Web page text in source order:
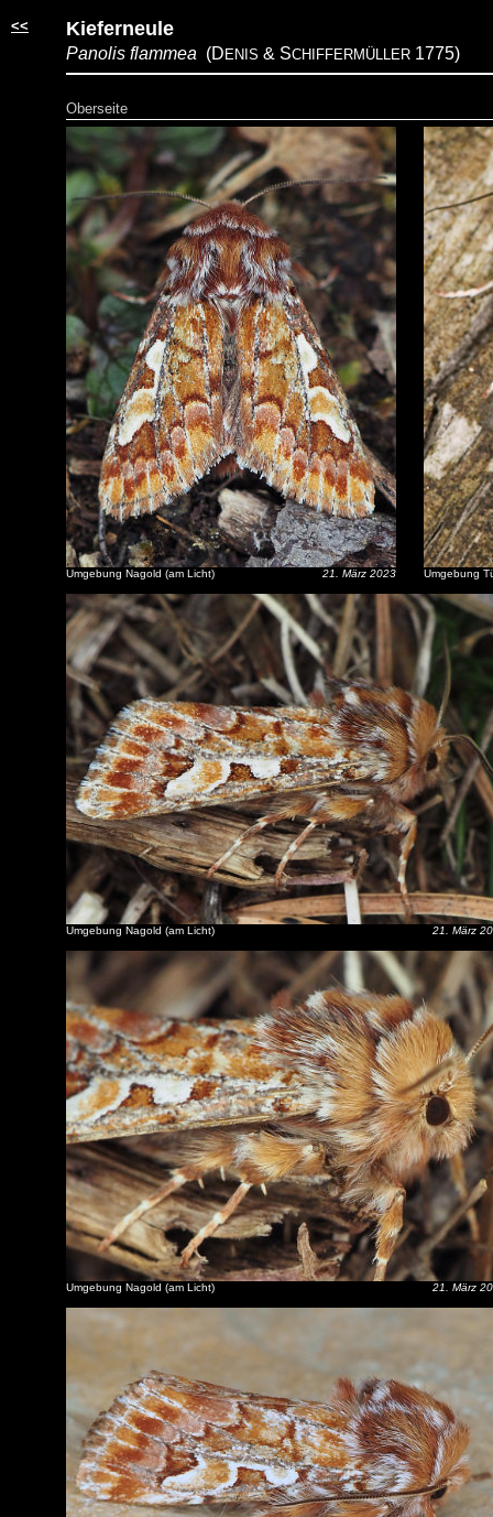
<< Kieferneule
Panolis flammea (D ENIS & SCHIFFERMÜLLER 1775)
Oberseite
Umgebung Nagold (am Licht) 21. März 2023 Umgebung
Umgebung Nagold (am Licht) 21. März
Umgebung Nagold (am Licht) 21. März